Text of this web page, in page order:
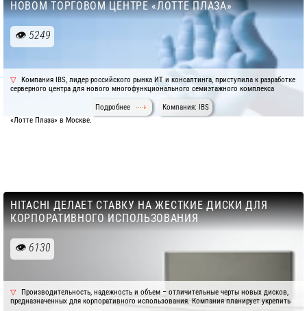
НОВОМ ТОРГОВОМ ЦЕНТРЕ «ЛОТТЕ ПЛАЗА»
5249
Компания IBS, лидер российского рынка ИТ и консалтинга, приступила к разработке
серверного центра для нового многофункционального семиэтажного комплекса
«Лотте Плаза» в Москве.
Подробнее Компания: IBS
HITACHI ДЕЛАЕТ СТАВКУ НА ЖЕСТКИЕ ДИСКИ ДЛЯ
КОРПОРАТИВНОГО ИСПОЛЬЗОВАНИЯ
6130
Производительность, надежность и объем – отличительные черты новых дисков,
предназначенных для корпоративного использования. Компания планирует укрепить